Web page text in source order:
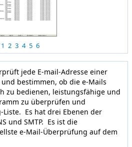
1 2 3 4 5 6
jede E-mail-Adresse einer
bestimmen, ob die e-Mails
zu bedienen, leistungsfähige und
zu überprüfen und
Es hat drei Ebenen der
und SMTP. Es ist die
e-Mail-Überprüfung auf dem